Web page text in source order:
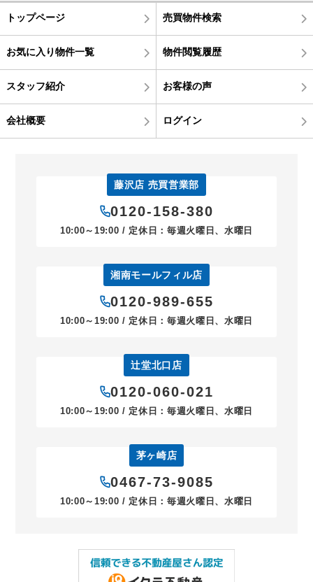
トップページ 売買物件検索
お気に入り物件一覧 物件閲覧履歴
スタッフ紹介 お客様の声
会社概要 ログイン
藤沢店 売買営業部
0120-158-380
10:00～19:00 / 定休日：毎週火曜日、水曜日
湘南モールフィル店
0120-989-655
10:00～19:00 / 定休日：毎週火曜日、水曜日
辻堂北口店
0120-060-021
10:00～19:00 / 定休日：毎週火曜日、水曜日
茅ヶ崎店
0467-73-9085
10:00～19:00 / 定休日：毎週火曜日、水曜日